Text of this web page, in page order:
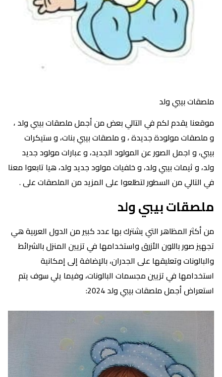
ملصقات بيبي ولد
موقعنا يقدم لكم في التالي بعض من أجمل ملصقات بيبي ولد ،
و ملصقات مولودة جديدة ، و ملصقات بيبي بنات، و ستيكرات
بيبي، و اجمل الصور عن المولود الجديد، و عبارات مولود جديد
ولد، و ثيمات بيبي ولد، و خلفيات مولود جديد ولد، هيا تابعوا معنا
في التالي من السطور لتطلعوا على المزيد من الملصقات على .
ملصقات بيبي ولد
من أكثر المظاهر التي يشترك بها عدد كبير من الدول العربية هي
تجهيز صور باللون الأزرق واستخدامها في تزيين المنزل بالشرائط
والبالونات وتعليقها على الجدران، بالإضافة إلى إمكانية
استخدامها في تزيين مجسمات البالونات، وفيما يلي سوف يتم
استعراض أجمل ملصقات بيبي ولد 2024: